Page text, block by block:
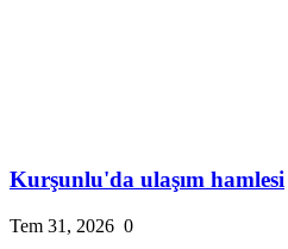
Kurşunlu'da ulaşım hamlesi
Tem 31, 2026 0